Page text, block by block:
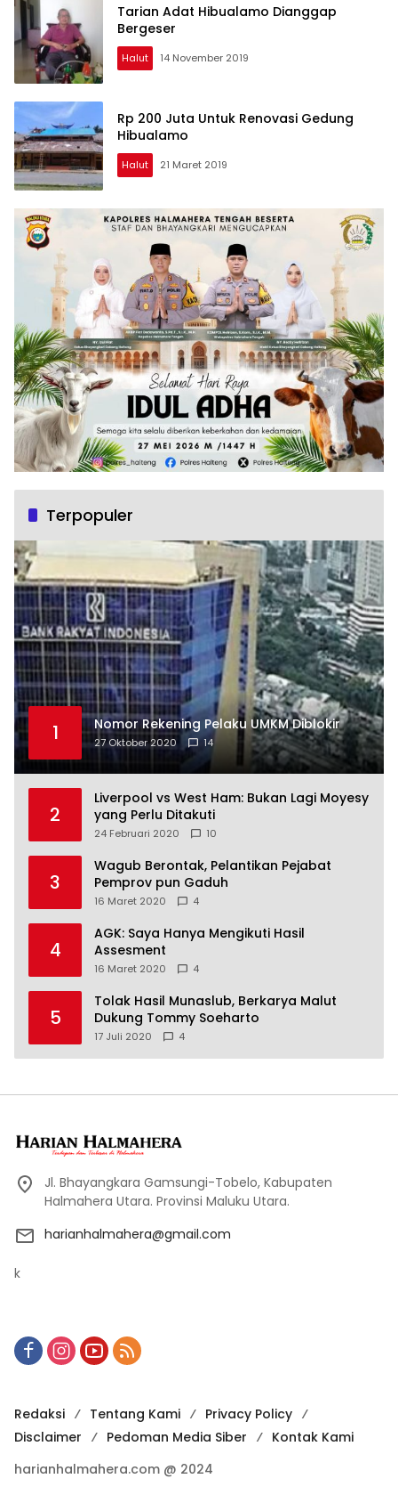
Tarian Adat Hibualamo Dianggap
Bergeser
Halut 14 November 2019
Rp 200 Juta Untuk Renovasi Gedung
Hibualamo
Halut 21 Maret 2019
Terpopuler
1 Nomor Rekening Pelaku UMKM Diblokir
27 Oktober 2020 14
2
Liverpool vs West Ham: Bukan Lagi Moyesy
yang Perlu Ditakuti
24 Februari 2020 10
3
Wagub Berontak, Pelantikan Pejabat
Pemprov pun Gaduh
16 Maret 2020 4
4
AGK: Saya Hanya Mengikuti Hasil
Assesment
16 Maret 2020 4
5
Tolak Hasil Munaslub, Berkarya Malut
Dukung Tommy Soeharto
17 Juli 2020 4
Jl. Bhayangkara Gamsungi-Tobelo, Kabupaten
Halmahera Utara. Provinsi Maluku Utara.
harianhalmahera@gmail.com
k
Redaksi Tentang Kami
Privacy Policy
Disclaimer
Pedoman Media Siber
Kontak Kami
harianhalmahera.com @ 2024